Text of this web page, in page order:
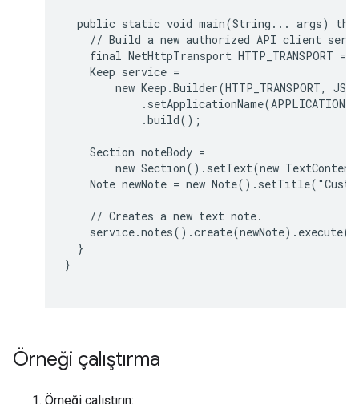
public static void main(String... args)
// Build a new authorized API client
final NetHttpTransport HTTP_TRANSPORT =
    Keep service =
new Keep.Builder(HTTP_TRANSPORT,
            .build();
    Section noteBody =
new Section().setText(new
Note newNote = new
    // Creates a new text note.
  }
}
Örneği çalıştırma
Örneği çalıştırın: